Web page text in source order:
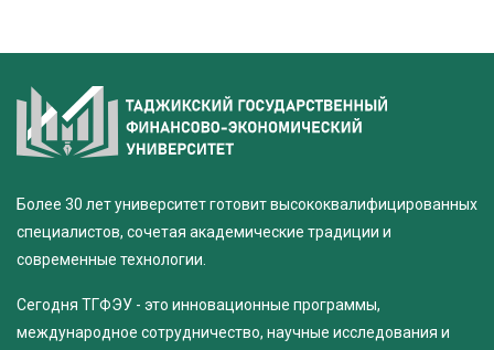
Более 30 лет университет готовит высококвалифицированных
специалистов, сочетая академические традиции и
современные технологии.
Сегодня ТГФЭУ - это инновационные программы,
международное сотрудничество, научные исследования и